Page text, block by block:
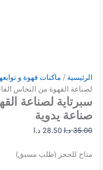
الرئيسية / ماكنات قهوة و
لصناعة القهوة من النحاس
سبرتاية لصناعة
صناعة يدوية
35.00 د.ا 28.50 د.ا
متاح للحجز (طلب مسبق)